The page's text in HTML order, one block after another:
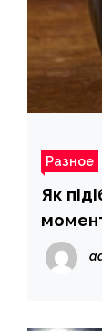
Разное
Як